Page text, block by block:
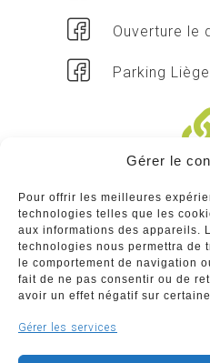
Gérer le
Pour offrir les meilleures
technologies telles que les
aux informations des appareils.
technologies nous permettra de
le comportement de navigation
fait de ne pas consentir ou de
avoir un effet négatif sur
Gérer les services
Ouverture le
Parking Liège
Annuaire des
votre activité dans notre